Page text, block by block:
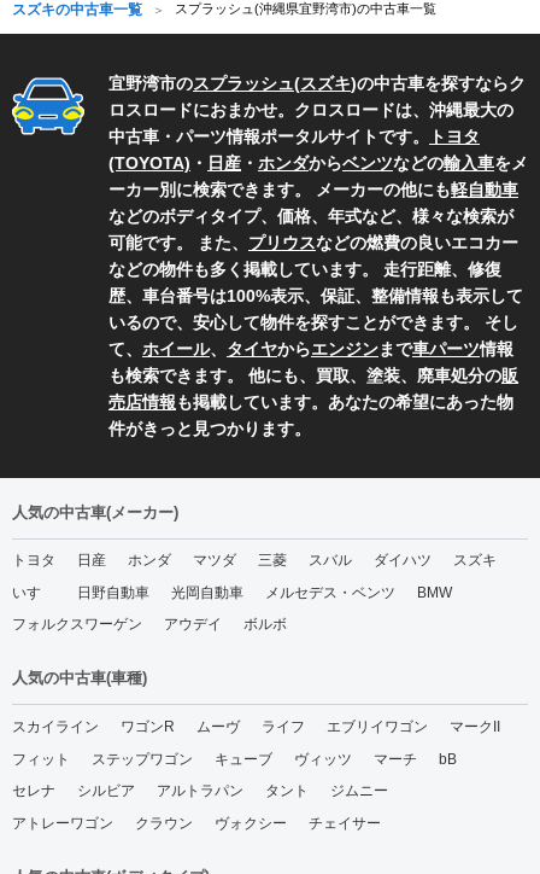
スズキの中古車一覧 スプラッシュ(沖縄県宜野湾市)の中古車一覧
宜野湾市のスプラッシュ(スズキ)の中古車を探すならク
ロスロードにおまかせ。クロスロードは、沖縄最大の
中古車・パーツ情報ポータルサイトです。
トヨタ
(TOYOTA) ・ 日産 ・ ホンダからベンツなどの輸入車をメ
ーカー別に検索できます。 メーカーの他にも軽自動車
などのボディタイプ、価格、年式など、様々な検索が
可能です。 また、 プリウスなどの燃費の良いエコカー
などの物件も多く掲載しています。 走行距離、修復
歴、車台番号は100%表示、保証、整備情報も表示して
いるので、安心して物件を探すことができます。 そし
て、 ホイール、 タイヤからエンジンまで車パーツ情報
も検索できます。 他にも、買取、塗装、廃車処分の販
売店情報も掲載しています。あなたの希望にあった物
件がきっと見つかります。
人気の中古車(メーカー)
トヨタ 日産 ホンダ マツダ 三菱 スバル ダイハツ
スズキ
いすゞ
日野自動車 光岡自動車 メルセデス・ベンツ
BMW
フォルクスワーゲン
アウデイ ボルボ
人気の中古車(車種)
スカイライン ワゴンR ムーヴ ライフ エブリイワゴン
マークII
フィット
ステップワゴン キューブ ヴィッツ マーチ
bB
セレナ
シルビア アルトラパン タント
ジムニー
アトレーワゴン
クラウン ヴォクシー チェイサー